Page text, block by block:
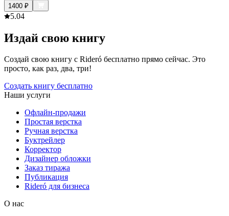
1400 ₽
5.04
Издай свою книгу
Создай свою книгу с Rideró бесплатно прямо сейчас. Это
просто, как раз, два, три!
Создать книгу бесплатно
Наши услуги
Офлайн-продажи
Простая верстка
Ручная верстка
Буктрейлер
Корректор
Дизайнер обложки
Заказ тиража
Публикация
Rideró для бизнеса
О нас